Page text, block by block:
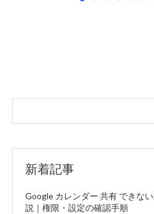
新着記事
Google カレンダー 共有 できな
説｜権限・設定の確認手順